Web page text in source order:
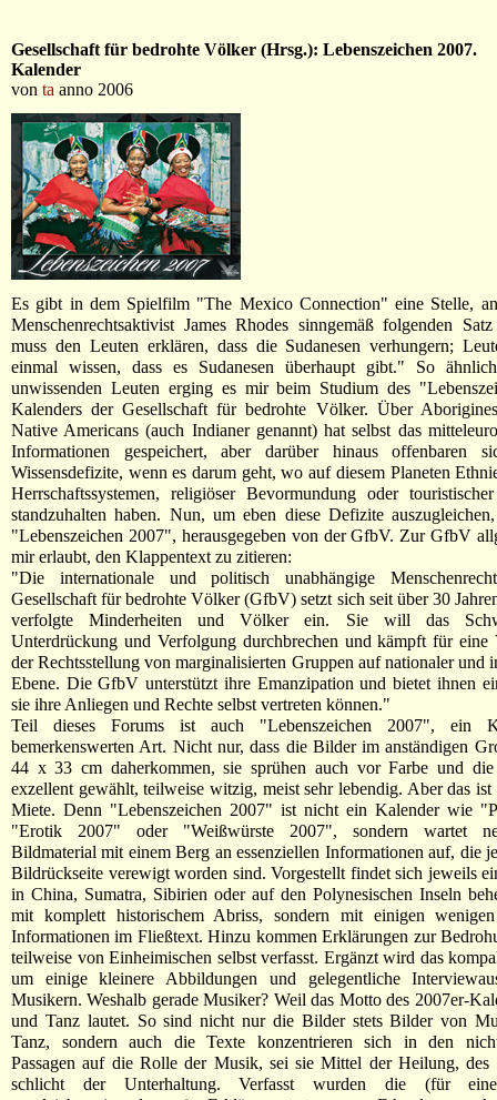
Gesellschaft für bedrohte Völker (Hrsg.): Lebenszeichen 2007.
Kalender
von ta anno 2006
Es gibt in dem Spielfilm "The Mexico Connection" eine Stelle,
Menschenrechtsaktivist James Rhodes sinngemäß folgenden
muss den Leuten erklären, dass die Sudanesen verhungern;
einmal wissen, dass es Sudanesen überhaupt gibt." So
unwissenden Leuten erging es mir beim Studium des
Kalenders der Gesellschaft für bedrohte Völker. Über
Native Americans (auch Indianer genannt) hat selbst das
Informationen gespeichert, aber darüber hinaus offenbaren
Wissensdefizite, wenn es darum geht, wo auf diesem Planeten
Herrschaftssystemen, religiöser Bevormundung oder
standzuhalten haben. Nun, um eben diese Defizite
"Lebenszeichen 2007", herausgegeben von der GfbV. Zur GfbV
mir erlaubt, den Klappentext zu zitieren:
"Die internationale und politisch unabhängige
Gesellschaft für bedrohte Völker (GfbV) setzt sich seit über 30
verfolgte Minderheiten und Völker ein. Sie will das
Unterdrückung und Verfolgung durchbrechen und kämpft für eine
der Rechtsstellung von marginalisierten Gruppen auf nationaler und
Ebene. Die GfbV unterstützt ihre Emanzipation und bietet ihnen
sie ihre Anliegen und Rechte selbst vertreten können."
Teil dieses Forums ist auch "Lebenszeichen 2007", ein
bemerkenswerten Art. Nicht nur, dass die Bilder im anständigen
44 x 33 cm daherkommen, sie sprühen auch vor Farbe und
exzellent gewählt, teilweise witzig, meist sehr lebendig. Aber das ist
Miete. Denn "Lebenszeichen 2007" ist nicht ein Kalender wie
"Erotik 2007" oder "Weißwürste 2007", sondern wartet
Bildmaterial mit einem Berg an essenziellen Informationen auf, die
Bildrückseite verewigt worden sind. Vorgestellt findet sich jeweils
in China, Sumatra, Sibirien oder auf den Polynesischen Inseln
mit komplett historischem Abriss, sondern mit einigen wenigen
Informationen im Fließtext. Hinzu kommen Erklärungen zur
teilweise von Einheimischen selbst verfasst. Ergänzt wird das
um einige kleinere Abbildungen und gelegentliche
Musikern. Weshalb gerade Musiker? Weil das Motto des 2007er-
und Tanz lautet. So sind nicht nur die Bilder stets Bilder von
Tanz, sondern auch die Texte konzentrieren sich in den
Passagen auf die Rolle der Musik, sei sie Mittel der Heilung, des
schlicht der Unterhaltung. Verfasst wurden die (für